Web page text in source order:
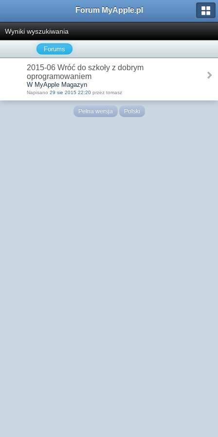
Forum MyApple.pl
Wyniki wyszukiwania
Forums
2015-06 Wróć do szkoły z dobrym
oprogramowaniem
W MyApple Magazyn
Napisano 29 sie 2015 22:20 przez tomasz
Pełna wersja Polski